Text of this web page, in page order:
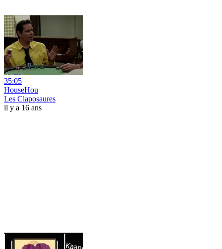
35:05
HouseHou
Les Claposaures
il y a 16 ans